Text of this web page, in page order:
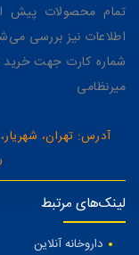
تمام محصولات پیش
اطلاعات نیز بررسی
میرنظامی
آدرس: تهران،
لینک‌های مرتبط
داروخانه آنلاین